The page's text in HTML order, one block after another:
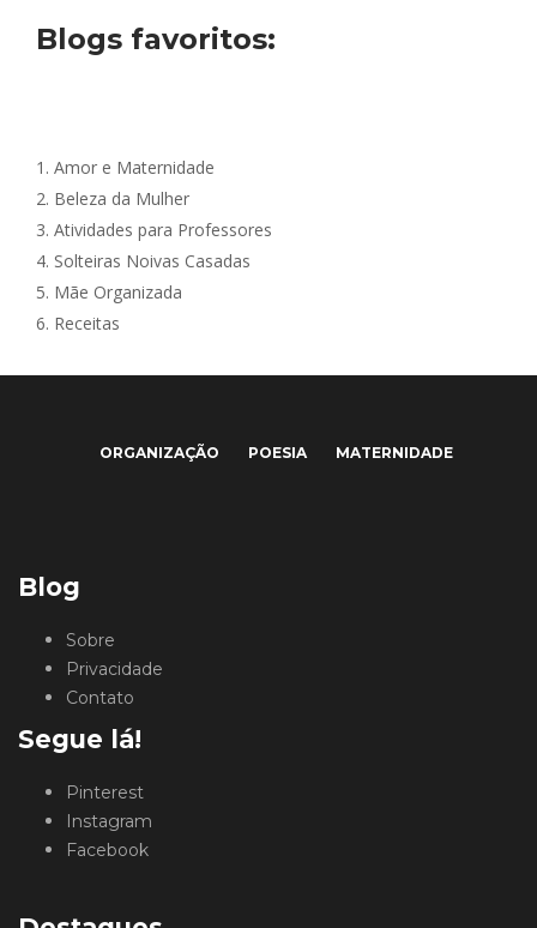
Blogs favoritos:
1. Amor e Maternidade
2. Beleza da Mulher
3. Atividades para Professores
4. Solteiras Noivas Casadas
5. Mãe Organizada
6. Receitas
ORGANIZAÇÃO POESIA MATERNIDADE
Blog
Sobre
Privacidade
Contato
Segue lá!
Pinterest
Instagram
Facebook